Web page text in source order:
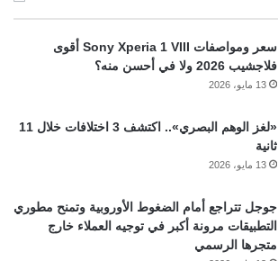
سعر ومواصفات Sony Xperia 1 VIII أقوى
فلاجشيب 2026 ولا في أحسن منه؟
13 مايو، 2026
«لغز الوهم البصري».. اكتشف 3 اختلافات خلال 11
ثانية
13 مايو، 2026
جوجل تتراجع أمام الضغوط الأوروبية وتمنح مطوري
التطبيقات مرونة أكبر في توجيه العملاء خارج
متجرها الرسمي